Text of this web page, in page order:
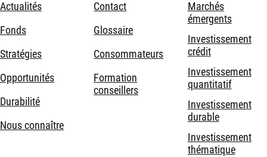
Actualités
Fonds
Stratégies
Opportunités
Durabilité
Nous connaître
Contact
Glossaire
Consommateurs
Formation
conseillers
Marchés
émergents
Investissement
crédit
Investissement
quantitatif
Investissement
durable
Investissement
thématique